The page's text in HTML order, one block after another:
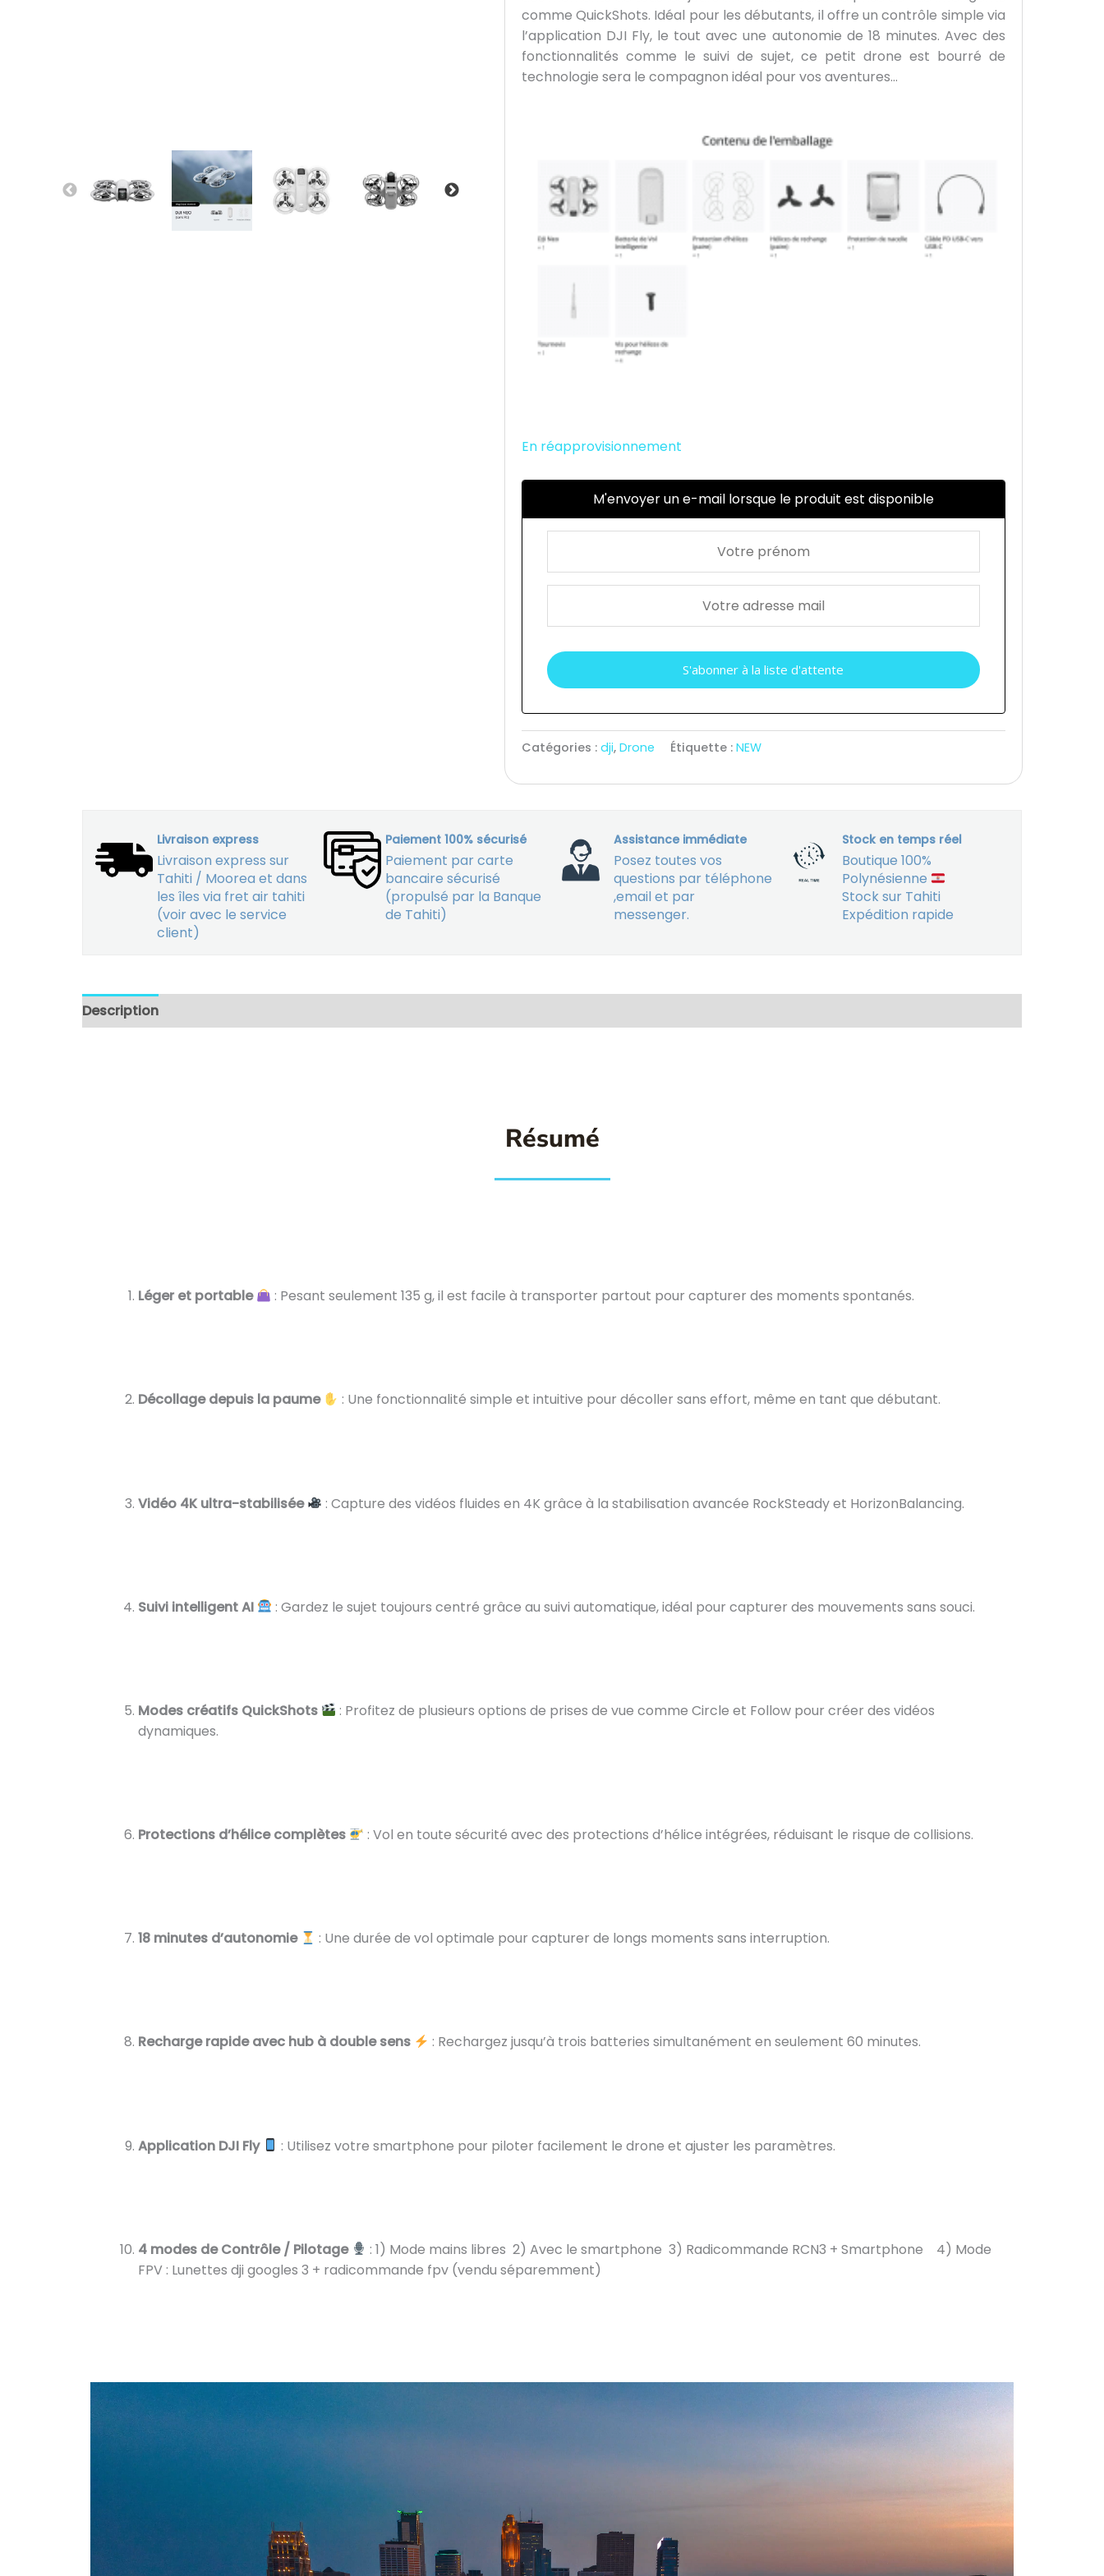
comme QuickShots. Idéal pour les débutants, il offre un contrôle simple via
l’application DJI Fly, le tout avec une autonomie de 18 minutes. Avec des
fonctionnalités comme le suivi de sujet, ce petit drone est bourré de
technologie sera le compagnon idéal pour vos aventures…
En réapprovisionnement
M'envoyer un e-mail lorsque le produit est disponible
Catégories : dji, Drone Étiquette : NEW
Livraison express
Livraison express sur
Tahiti / Moorea et dans
les îles via fret air tahiti
(voir avec le service
client)
Paiement 100% sécurisé
Paiement par carte
bancaire sécurisé
(propulsé par la Banque
de Tahiti)
Assistance immédiate
Posez toutes vos
questions par téléphone
,email et par
messenger.
Stock en temps réel
Boutique 100%
Polynésienne
Stock sur Tahiti
Expédition rapide
Description
Résumé
Léger et portable : Pesant seulement 135 g, il est facile à transporter partout pour capturer des moments spontanés.
Décollage depuis la paume : Une fonctionnalité simple et intuitive pour décoller sans effort, même en tant que débutant.
Vidéo 4K ultra-stabilisée : Capture des vidéos fluides en 4K grâce à la stabilisation avancée RockSteady et HorizonBalancing.
Suivi intelligent AI : Gardez le sujet toujours centré grâce au suivi automatique, idéal pour capturer des mouvements sans souci.
Modes créatifs QuickShots
: Profitez de plusieurs options de prises de vue comme Circle et Follow pour créer des vidéos
dynamiques.
Protections d’hélice complètes : Vol en toute sécurité avec des protections d’hélice intégrées, réduisant le risque de collisions.
18 minutes d’autonomie : Une durée de vol optimale pour capturer de longs moments sans interruption.
Recharge rapide avec hub à double sens : Rechargez jusqu’à trois batteries simultanément en seulement 60 minutes.
Application DJI Fly : Utilisez votre smartphone pour piloter facilement le drone et ajuster les paramètres.
4 modes de Contrôle / Pilotage : 1) Mode mains libres 2) Avec le smartphone 3) Radicommande RCN3 + Smartphone 4) Mode
FPV : Lunettes dji googles 3 + radicommande fpv (vendu séparemment)